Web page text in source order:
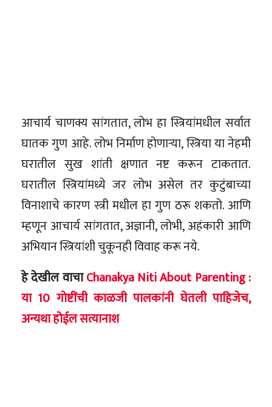
आचार्य चाणक्य सांगतात, लोभ हा स्त्रियांमधील सर्वात
घातक गुण आहे. लोभ निर्माण होणाऱ्या, स्त्रिया या नेहमी
घरातील सुख शांती क्षणात नष्ट करून टाकतात.
घरातील स्त्रियांमध्ये जर लोभ असेल तर कुटुंबाच्या
विनाशाचे कारण स्त्री मधील हा गुण ठरू शकतो. आणि
म्हणून आचार्य सांगतात, अज्ञानी, लोभी, अहंकारी आणि
अभियान स्त्रियांशी चुकूनही विवाह करू नये.
हे देखील वाचाChanakya Niti About Parenting :
या 10 गोष्टींची काळजी पालकांनी घेतली पाहिजेच,
अन्यथा होईल सत्यानाश